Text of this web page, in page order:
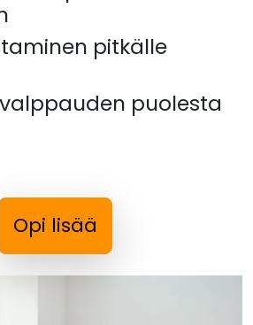
pitkälle
puolesta
Opi lisää